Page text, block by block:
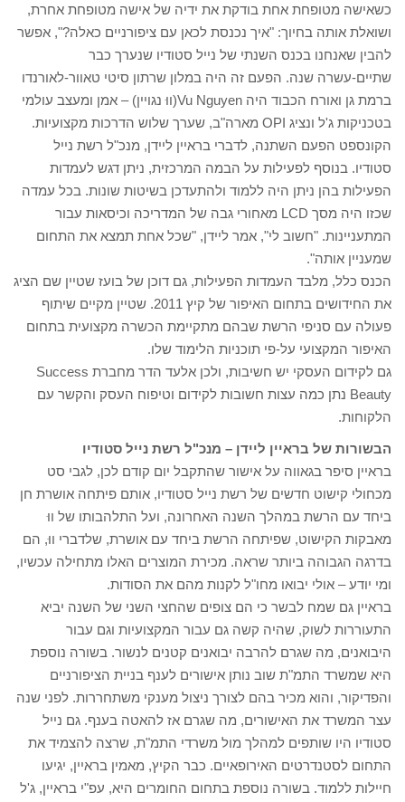
כשאישה מטופחת אחת בודקת את ידיה של אישה מטופחת אחרת,
ושואלת אותה בחיוך: "איך נכנסת לכאן עם ציפורניים כאלה?", אפשר
להבין שאנחנו בכנס השנתי של נייל סטודיו שנערך כבר
שתיים-עשרה שנה. הפעם זה היה במלון שרתון סיטי טאוור-לאורנדו
ברמת גן ואורח הכבוד היה Vu Nguyen(ווּ נגויין) – אמן ומעצב עולמי
בטכניקות ג'ל ונציג OPI מארה"ב, שערך שלוש הדרכות מקצועיות.
הקונספט הפעם השתנה, לדברי בראיין ליידן, מנכ"ל רשת נייל
סטודיו. בנוסף לפעילות על הבמה המרכזית, ניתן דגש לעמדות
הפעילות בהן ניתן היה ללמוד ולהתעדכן בשיטות שונות. בכל עמדה
שכזו היה מסך LCD מאחורי גבה של המדריכה וכיסאות עבור
המתעניינות. "חשוב לי", אמר ליידן, "שכל אחת תמצא את התחום
שמעניין אותה".
הכנס כלל, מלבד העמדות הפעילות, גם דוכן של בועז שטיין שם הציג
את החידושים בתחום האיפור של קיץ 2011. שטיין מקיים שיתוף
פעולה עם סניפי הרשת שבהם מתקיימת הכשרה מקצועית בתחום
האיפור המקצועי על-פי תוכניות הלימוד שלו.
גם לקידום העסקי יש חשיבות, ולכן אלעד הדר מחברת Success
Beauty נתן כמה עצות חשובות לקידום וטיפוח העסק והקשר עם
הלקוחות.
הבשורות של בראיין ליידן – מנכ"ל רשת נייל סטודיו
בראיין סיפר בגאווה על אישור שהתקבל יום קודם לכן, לגבי סט
מכחולי קישוט חדשים של רשת נייל סטודיו, אותם פיתחה אושרת חן
ביחד עם הרשת במהלך השנה האחרונה, ועל התלהבותו של ווּ
מאבקות הקישוט, שפיתחה הרשת ביחד עם אושרת, שלדברי ווּ, הם
בדרגה הגבוהה ביותר שראה. מכירת המוצרים האלו מתחילה עכשיו,
ומי יודע – אולי יבואו מחו"ל לקנות מהם את הסודות.
בראיין גם שמח לבשר כי הם צופים שהחצי השני של השנה יביא
התעוררות לשוק, שהיה קשה גם עבור המקצועיות וגם עבור
היבואנים, מה שגרם להרבה יבואנים קטנים לנשור. בשורה נוספת
היא שמשרד התמ"ת שוב נותן אישורים לענף בניית הציפורניים
והפדיקור, והוא מכיר בהם לצורך ניצול מענקי משתחררות. לפני שנה
עצר המשרד את האישורים, מה שגרם אז להאטה בענף. גם נייל
סטודיו היו שותפים למהלך מול משרדי התמ"ת, שרצה להצמיד את
התחום לסטנדרטים האירופאיים. כבר הקיץ, מאמין בראיין, יגיעו
חיילות ללמוד. בשורה נוספת בתחום החומרים היא, עפ"י בראיין, ג'ל